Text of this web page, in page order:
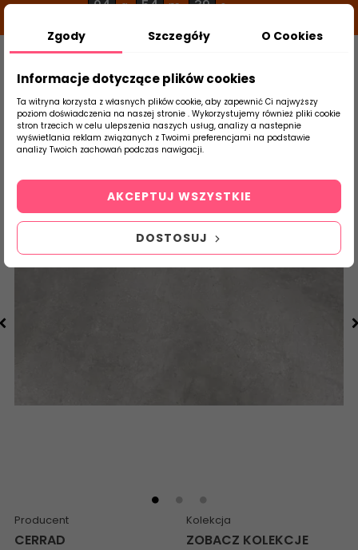
04 g 54 m 39 s
Szukaj
produktu
Strona Główna Salon / Taras Cerrad
Producent
CERRAD
Kolekcja
ZOBACZ KOLEKCJE
Zgody Szczegóły O Cookies
Informacje dotyczące plików cookies
Ta witryna korzysta z własnych plików cookie, aby zapewnić Ci najwyższy
poziom doświadczenia na naszej stronie . Wykorzystujemy również pliki cookie
stron trzecich w celu ulepszenia naszych usług, analizy a nastepnie
wyświetlania reklam związanych z Twoimi preferencjami na podstawie
analizy Twoich zachowań podczas nawigacji.
DOSTOSUJ
AKCEPTUJ WSZYSTKIE